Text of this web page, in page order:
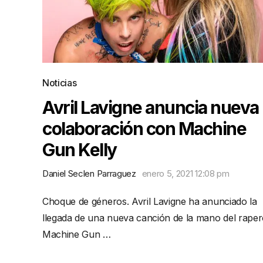
Noticias
Avril Lavigne anuncia nueva
colaboración con Machine
Gun Kelly
Daniel Seclen Parraguez enero 5, 2021 12:08 pm
Choque de géneros. Avril Lavigne ha anunciado la
llegada de una nueva canción de la mano del
Machine Gun …